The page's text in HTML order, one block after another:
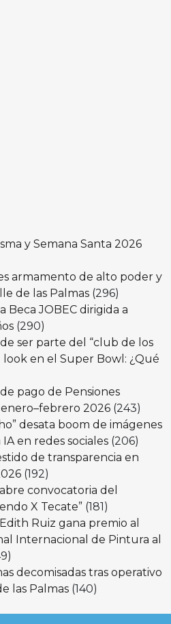
y Semana Santa 2026
armamento de alto poder y
de las Palmas (296)
Beca JOBEC dirigida a
(290)
ser parte del “club de los
look en el Super Bowl: ¿Qué
pago de Pensiones
2026 (243)
desata boom de imágenes
en redes sociales (206)
de transparencia en
(192)
convocatoria del
X Tecate” (181)
Ruiz gana premio al
Internacional de Pintura al
decomisadas tras operativo
las Palmas (140)